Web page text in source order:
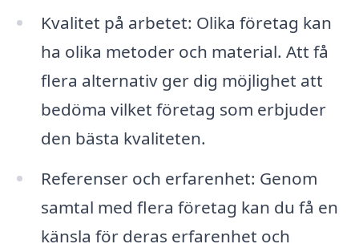
Kvalitet på arbetet: Olika företag kan
ha olika metoder och material. Att få
flera alternativ ger dig möjlighet att
bedöma vilket företag som erbjuder
den bästa kvaliteten.
Referenser och erfarenhet: Genom
samtal med flera företag kan du få en
känsla för deras erfarenhet och